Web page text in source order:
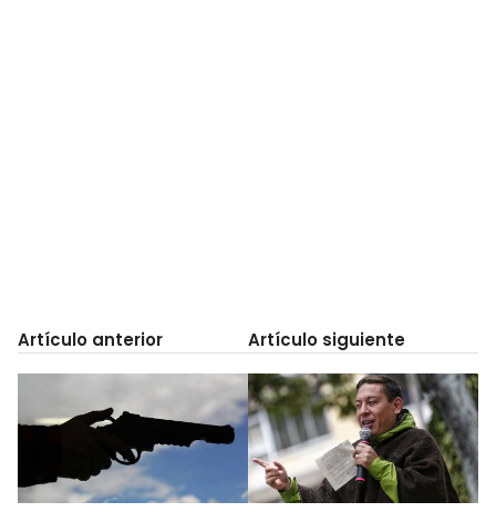
Artículo anterior Artículo siguiente